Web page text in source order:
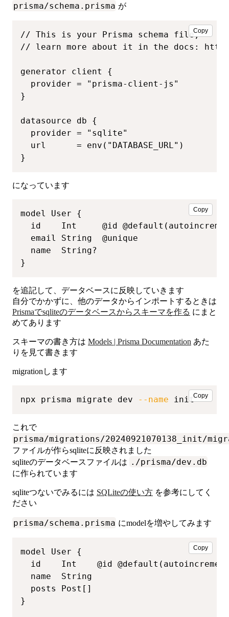
prisma/schema.prisma が
// This is your Prisma schema file,
// learn more about it in the docs:
generator client {
  provider = "prisma-client-js"
}
datasource db {
  provider = "sqlite"
  url      = env("DATABASE_URL")
}
Copy
になっています
model User {
id    Int     @id
  email String  @unique
  name  String?
}
Copy
を追記して、データベースに反映していきます
自分でかかずに、他のデータからインポートするときは
Prismaでsqliteのデータベースからスキーマを作る にまと
めてあります
スキーマの書き方は Models | Prisma Documentation あた
りを見て書きます
migrationします
npx prisma migrate dev --name initCopy
これで
prisma/migrations/20240921070138_init/
ファイルが作らsqliteに反映されました
sqliteのデータベースファイルは ./prisma/dev.db
に作られています
sqliteつないでみるには SQLiteの使い方 を参考にしてく
ださい
prisma/schema.prisma にmodelを増やしてみます
model User {
id    Int    @id
  name  String
  posts Post[]
}
Copy